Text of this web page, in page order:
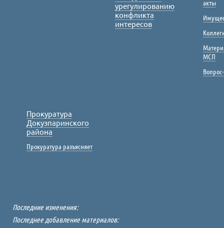
урегулированию
конфликта
интересов
акты
МСП
Прокуратура
Докузпаринского
района
Прокуратура разъясняет
Последние изменения:
Последнее добавление материалов: